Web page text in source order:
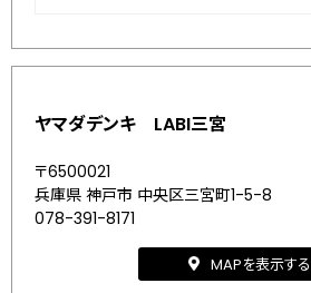
ヤマダデンキ LABI三宮
〒6500021
兵庫県 神戸市 中央区三宮町1-5-8
078-391-8171
MAPを表示する